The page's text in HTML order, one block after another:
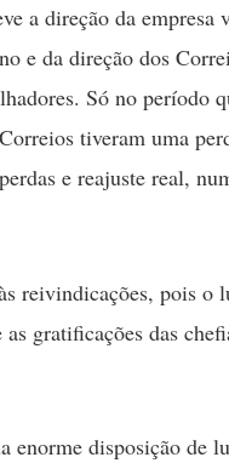
a direção da empresa
e da direção dos
Só no período
tiveram uma
e reajuste real,
reivindicações, pois o
gratificações das
enorme disposição de